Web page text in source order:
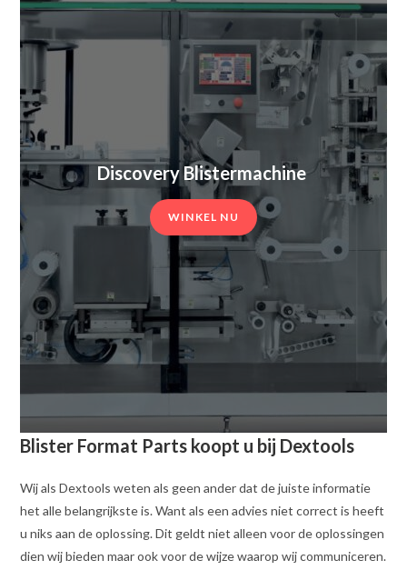
Discovery Blistermachine
WINKEL NU
Blister Format Parts koopt u bij Dextools
Wij als Dextools weten als geen ander dat de juiste informatie
het alle belangrijkste is. Want als een advies niet correct is heeft
u niks aan de oplossing. Dit geldt niet alleen voor de oplossingen
dien wij bieden maar ook voor de wijze waarop wij communiceren.